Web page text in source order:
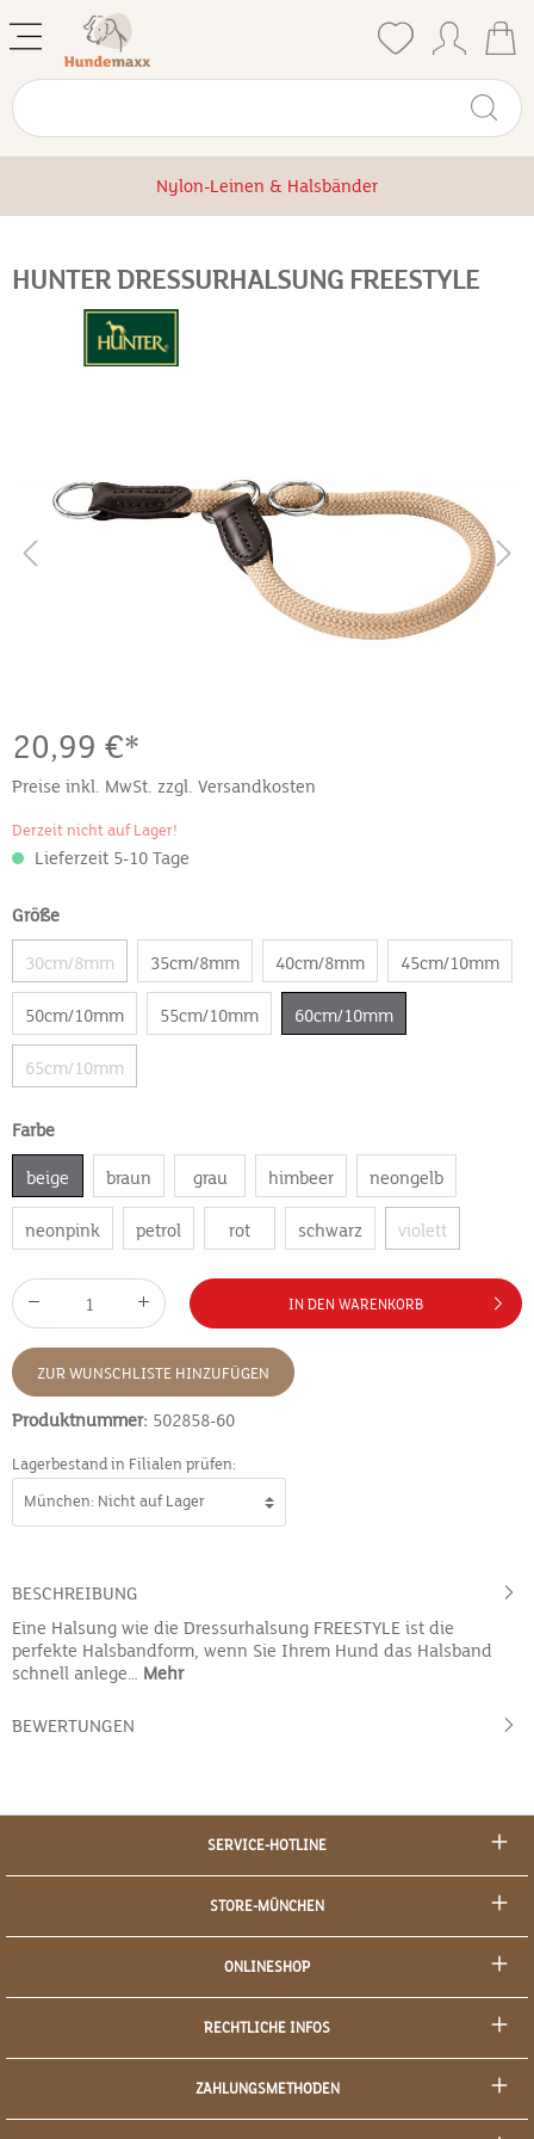
Nylon-Leinen & Halsbänder
HUNTER DRESSURHALSUNG FREESTYLE
20,99 €*
Preise inkl. MwSt. zzgl. Versandkosten
Derzeit nicht auf Lager!
Lieferzeit 5-10 Tage
Größe
30cm/8mm 35cm/8mm 40cm/8mm 45cm/10mm
50cm/10mm 55cm/10mm 60cm/10mm
65cm/10mm
Farbe
beige braun grau himbeer neongelb
neonpink petrol rot schwarz violett
IN DEN WARENKORB
ZUR WUNSCHLISTE HINZUFÜGEN
Produktnummer: 502858-60
Lagerbestand in Filialen prüfen:
BESCHREIBUNG
Eine Halsung wie die Dressurhalsung FREESTYLE ist die
perfekte Halsbandform, wenn Sie Ihrem Hund das Halsband
schnell anlege… Mehr
BEWERTUNGEN
SERVICE-HOTLINE
STORE-MÜNCHEN
ONLINESHOP
RECHTLICHE INFOS
ZAHLUNGSMETHODEN